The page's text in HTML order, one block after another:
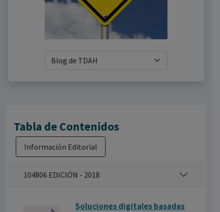
Tabla de Contenidos
Información Editorial
104806 EDICIÓN - 2018
Soluciones digitales basadas